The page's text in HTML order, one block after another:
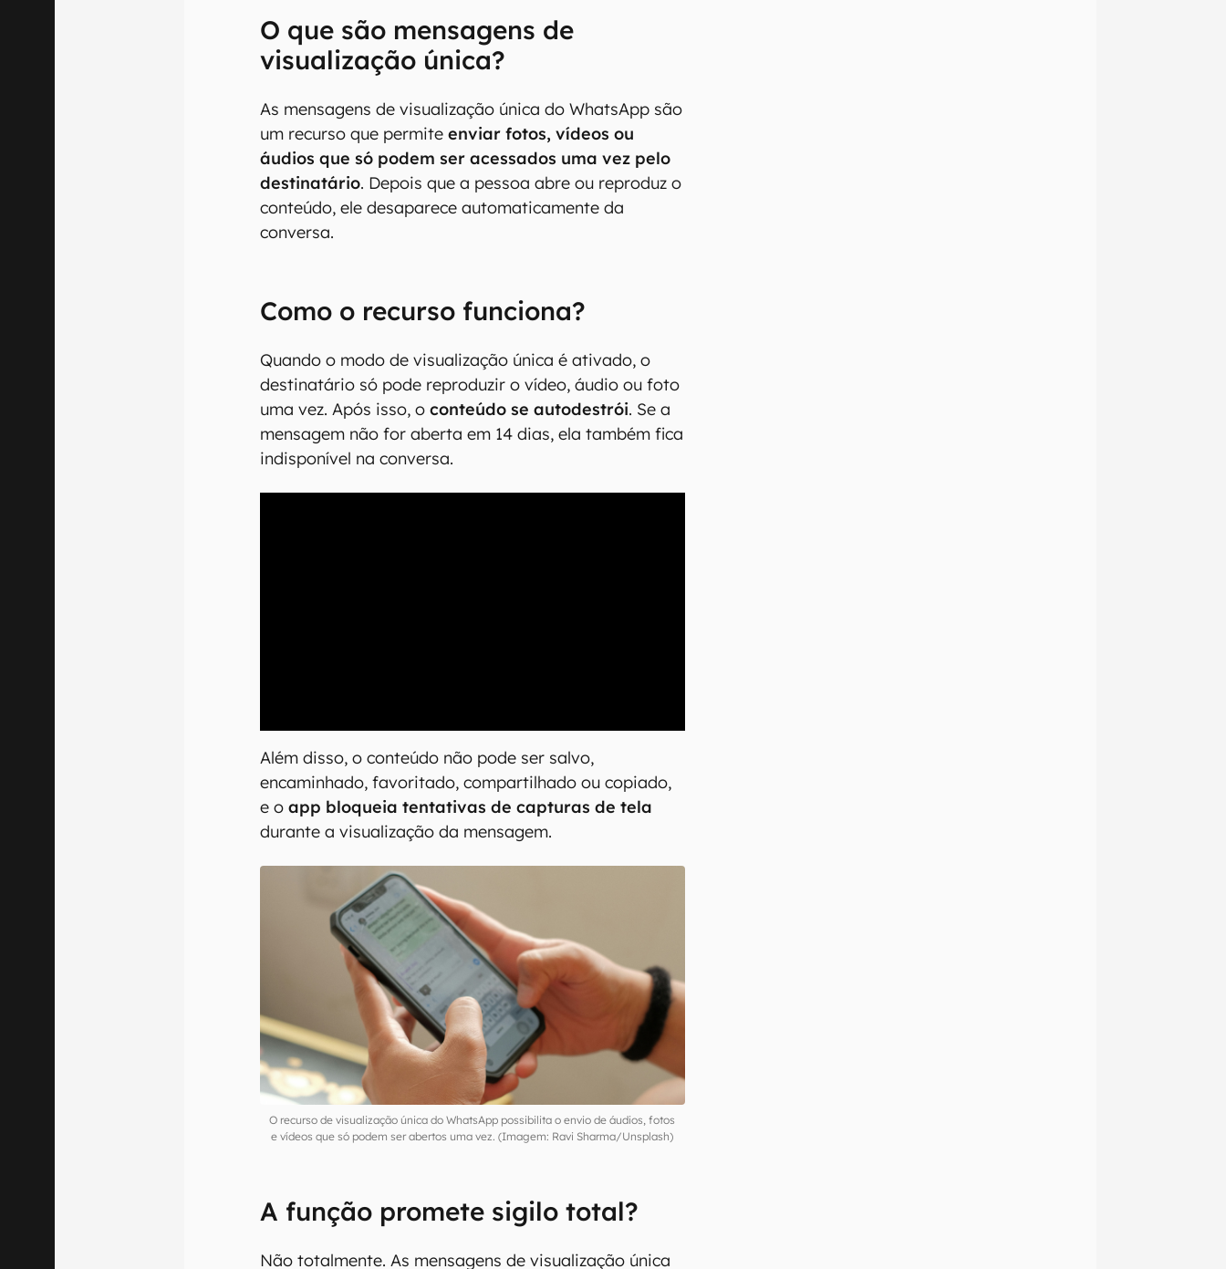
O que são mensagens de
visualização única?
As mensagens de visualização única do WhatsApp são
um recurso que permiteenviar fotos, vídeos ou
áudios que só podem ser acessados uma vez pelo
destinatário. Depois que a pessoa abre ou reproduz o
conteúdo, ele desaparece automaticamente da
conversa.
Como o recurso funciona?
Quando o modo de visualização única é ativado, o
destinatário só pode reproduzir o vídeo, áudio ou foto
uma vez. Após isso, oconteúdo se autodestrói. Se a
mensagem não for aberta em 14 dias, ela também fica
indisponível na conversa.
Além disso, o conteúdo não pode ser salvo,
encaminhado, favoritado, compartilhado ou copiado,
e oapp bloqueia tentativas de capturas de tela
durante a visualização da mensagem.
O recurso de visualização única do WhatsApp possibilita o envio de áudios, fotos
e vídeos que só podem ser abertos uma vez. (Imagem: Ravi Sharma/Unsplash)
A função promete sigilo total?
Não totalmente. As mensagens de visualização única